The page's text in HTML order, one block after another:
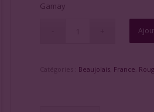
Gamay
Beaujolais France